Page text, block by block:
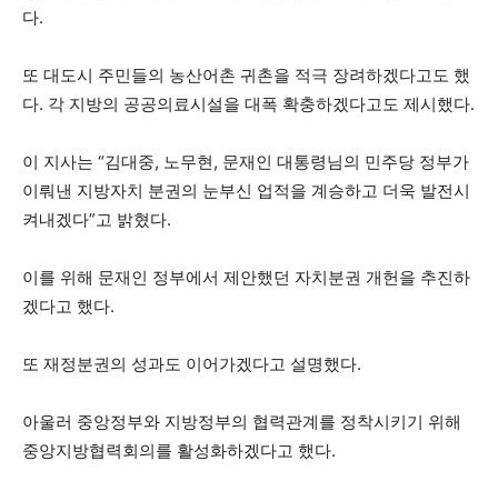
다.
또 대도시 주민들의 농산어촌 귀촌을 적극 장려하겠다고도 했
다. 각 지방의 공공의료시설을 대폭 확충하겠다고도 제시했다.
이 지사는 “김대중, 노무현, 문재인 대통령님의 민주당 정부가
이뤄낸 지방자치 분권의 눈부신 업적을 계승하고 더욱 발전시
켜내겠다”고 밝혔다.
이를 위해 문재인 정부에서 제안했던 자치분권 개헌을 추진하
겠다고 했다.
또 재정분권의 성과도 이어가겠다고 설명했다.
아울러 중앙정부와 지방정부의 협력관계를 정착시키기 위해
중앙지방협력회의를 활성화하겠다고 했다.